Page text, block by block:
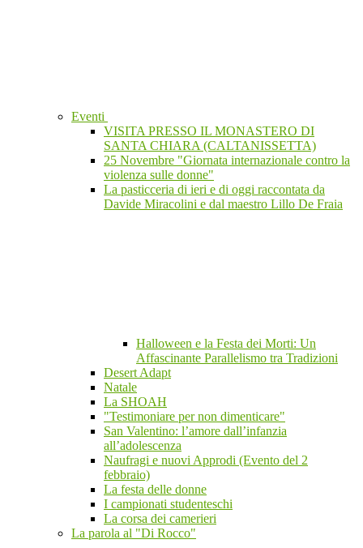
Eventi
VISITA PRESSO IL MONASTERO DI
SANTA CHIARA (CALTANISSETTA)
25 Novembre "Giornata internazionale contro la
violenza sulle donne"
La pasticceria di ieri e di oggi raccontata da
Davide Miracolini e dal maestro Lillo De Fraia
Halloween e la Festa dei Morti: Un
Affascinante Parallelismo tra Tradizioni
Desert Adapt
Natale
La SHOAH
"Testimoniare per non dimenticare"
San Valentino: l’amore dall’infanzia
all’adolescenza
Naufragi e nuovi Approdi (Evento del 2
febbraio)
La festa delle donne
I campionati studenteschi
La corsa dei camerieri
La parola al "Di Rocco"